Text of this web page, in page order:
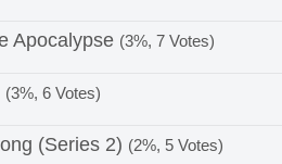
Apocalypse (3%, 7 Votes)
(3%, 6 Votes)
(Series 2) (2%, 5 Votes)